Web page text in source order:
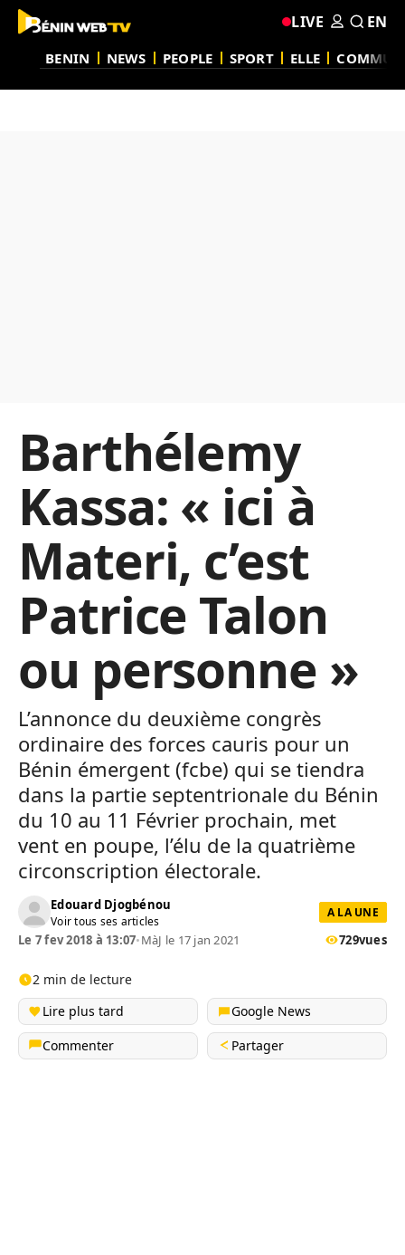
BENIN NEWS PEOPLE SPORT ELLE
LIVE EN
Barthélemy
Kassa: « ici à
Materi, c’est
Patrice Talon
ou personne »
L’annonce du deuxième congrès
ordinaire des forces cauris pour un
Bénin émergent (fcbe) qui se tiendra
dans la partie septentrionale du Bénin
du 10 au 11 Février prochain, met
vent en poupe, l’élu de la quatrième
circonscription électorale.
Edouard Djogbénou
Voir tous ses articles
A LA UNE
Le 7 fev 2018 à 13:07•MàJ le 17 jan 2021 729vues
2 min de lecture
Lire plus tard
Google News
Commenter
Partager